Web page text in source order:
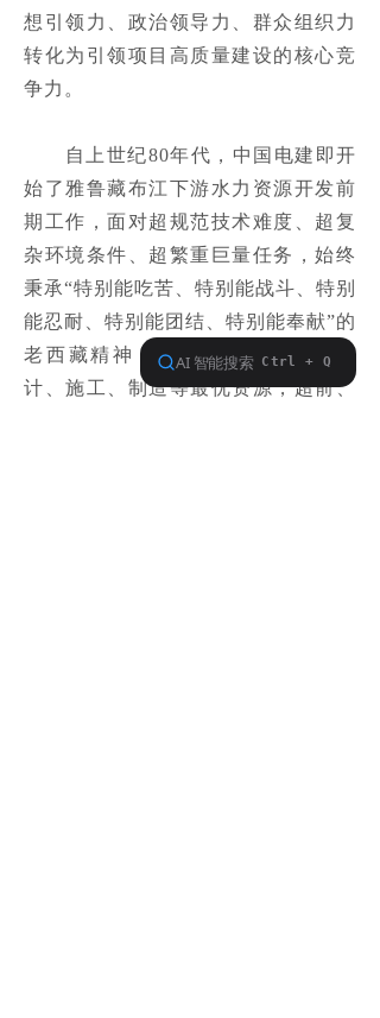
想引领力、政治领导力、群众组织力
转化为引领项目高质量建设的核心竞
争力。
自上世纪80年代，中国电建即开
始了雅鲁藏布江下游水力资源开发前
期工作，面对超规范技术难度、超复
杂环境条件、超繁重巨量任务，始终
秉承“特别能吃苦、特别能战斗、特别
能忍耐、特别能团结、特别能奉献”的
老西藏精神，统筹全集团规划、设
计、施工、制造等最优资源，超前、